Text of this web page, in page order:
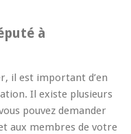
à
il est important d’en
Il existe plusieurs
pouvez demander
aux membres de votre